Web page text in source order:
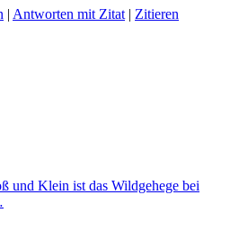
| Antworten mit Zitat | Zitieren
und Klein ist das Wildgehege bei